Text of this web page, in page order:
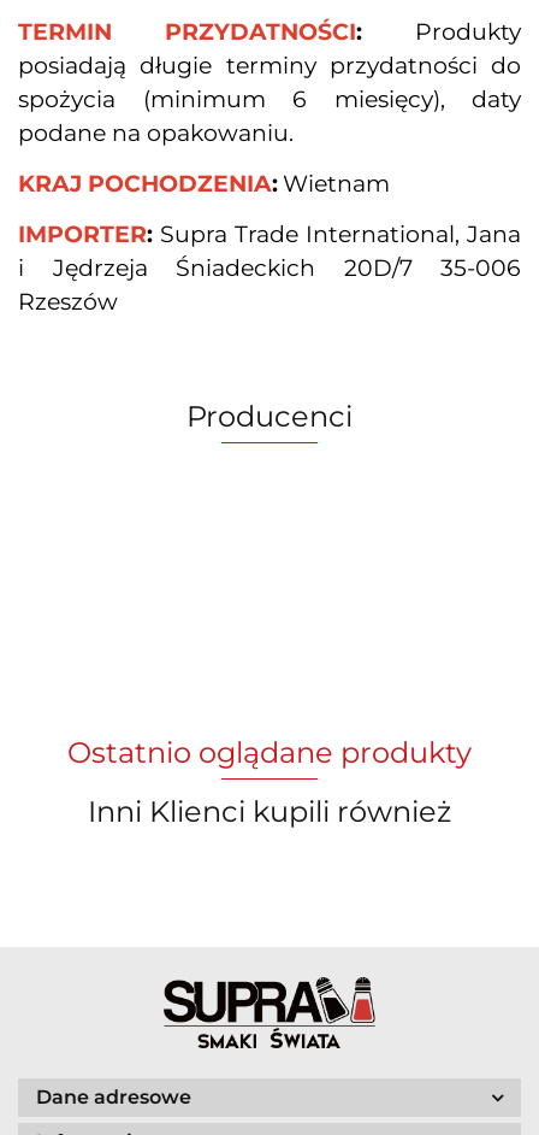
TERMIN PRZYDATNOŚCI: Produkty
posiadają długie terminy przydatności do
spożycia (minimum 6 miesięcy), daty
podane na opakowaniu.
KRAJ POCHODZENIA: Wietnam
IMPORTER: Supra Trade International, Jana
i Jędrzeja Śniadeckich 20D/7 35-006
Rzeszów
Producenci
Ostatnio oglądane produkty
Inni Klienci kupili również
Dane adresowe